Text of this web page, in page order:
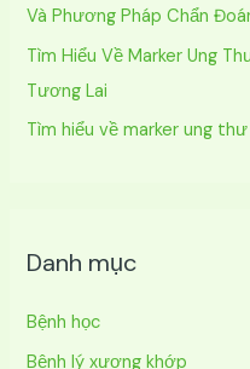
Và Phương Pháp Chẩn
Tìm Hiểu Về Marker Ung
Tương Lai
Tìm hiểu về marker ung
Danh mục
Bệnh học
Bệnh lý xương khớp